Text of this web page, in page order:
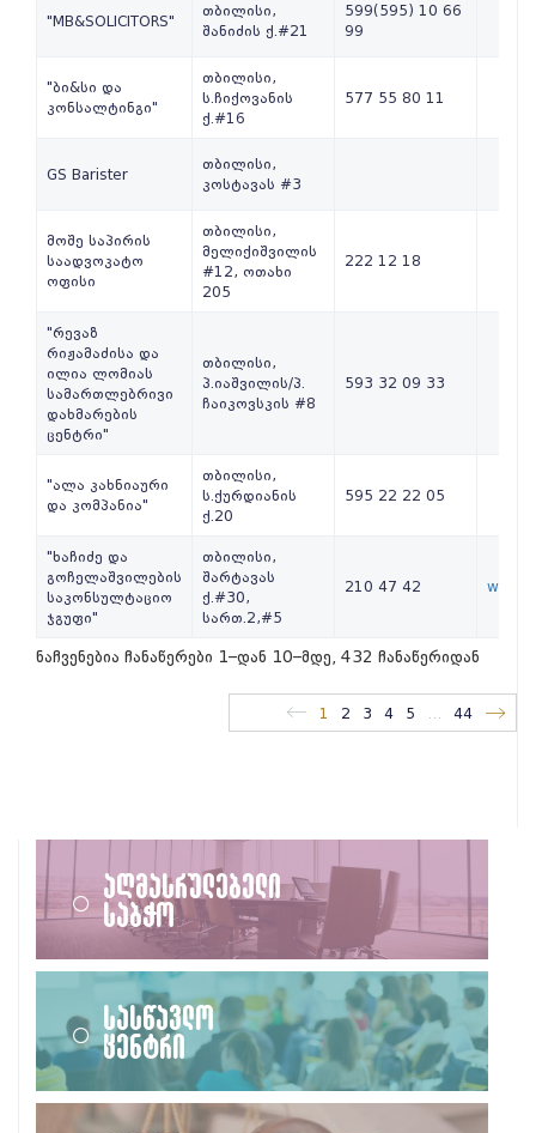
"MB&SOLICITORS"
თბილისი,
შანიძის ქ.#21
599(595) 10 66
99
"ბი&სი და
კონსალტინგი"
თბილისი,
ს.ჩიქოვანის
ქ.#16
577 55 80 11
GS Barister
თბილისი,
კოსტავას #3
მოშე საპირის
საადვოკატო
ოფისი
თბილისი,
მელიქიშვილის
#12, ოთახი
205
222 12 18
"რევაზ
რიჟამაძისა და
ილია ლომიას
სამართლებრივი
დახმარების
ცენტრი"
თბილისი,
პ.იაშვილის/პ.
ჩაიკოვსკის #8
593 32 09 33
"ალა კახნიაური
და კომპანია"
თბილისი,
ს.ქურდიანის
ქ.20
595 22 22 05
"ხაჩიძე და
გოჩელაშვილების
საკონსულტაციო
ჯგუფი"
თბილისი,
შარტავას
ქ.#30,
სართ.2,#5
210 47 42
ნაჩვენებია ჩანაწერები 1–დან 10–მდე, 432 ჩანაწერიდან
1 2 3 4 5 44
აღმასრულებელი
საბჭო
სასწავლო
ცენტრი